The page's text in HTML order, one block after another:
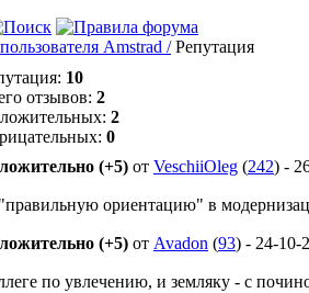
Amstrad / Репутация
10
отзывов: 2
2
0
(+5) от VeschiiOleg (242) -
ориентацию" в
(+5) от Avadon (93) - 24-10-
по увлечению, и земляку - с